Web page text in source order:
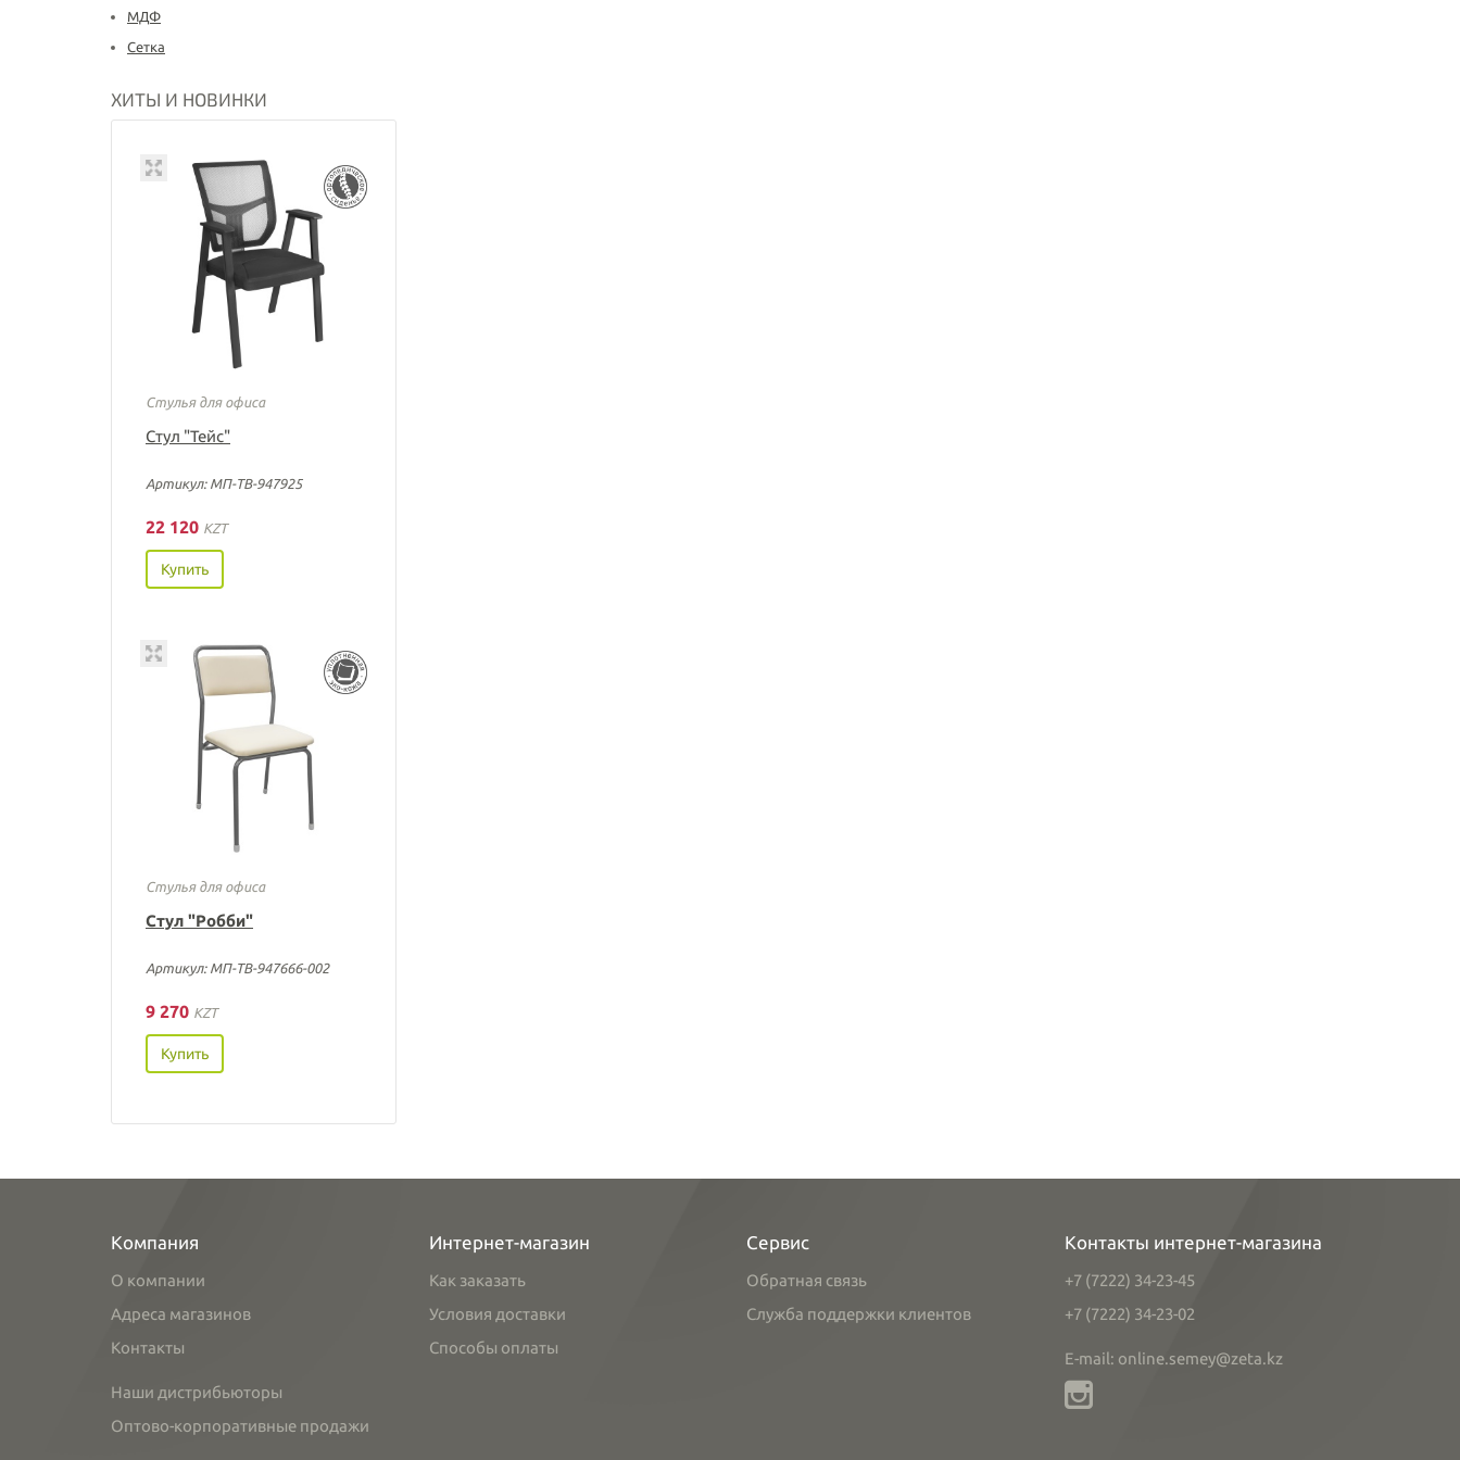
МДФ
Сетка
ХИТЫ И НОВИНКИ
Стулья для офиса
Стул "Тейс"
Артикул: МП-ТВ-947925
22 120 KZT
Купить
Стулья для офиса
Стул "Робби"
Артикул: МП-ТВ-947666-002
9 270 KZT
Купить
Компания
О компании
Адреса магазинов
Контакты
Наши дистрибьюторы
Оптово-корпоративные продажи
Интернет-магазин
Как заказать
Условия доставки
Способы оплаты
Сервис
Обратная связь
Служба поддержки клиентов
Контакты интернет-магазина
+7 (7222) 34-23-45
+7 (7222) 34-23-02
E-mail: online.semey@zeta.kz